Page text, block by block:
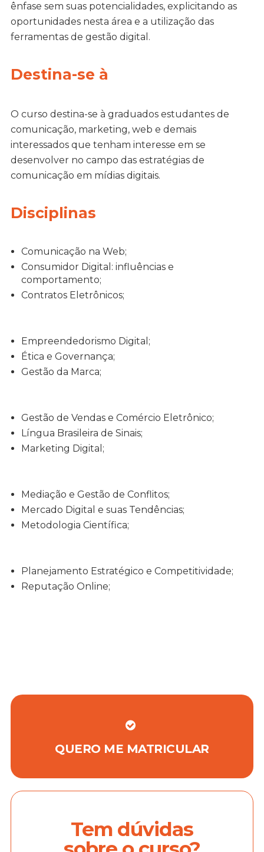
ênfase sem suas potencialidades, explicitando as
oportunidades nesta área e a utilização das
ferramentas de gestão digital.
Destina-se à
O curso destina-se à graduados estudantes de
comunicação, marketing, web e demais
interessados que tenham interesse em se
desenvolver no campo das estratégias de
comunicação em mídias digitais.
Disciplinas
Comunicação na Web;
Consumidor Digital: influências e
comportamento;
Contratos Eletrônicos;
Empreendedorismo Digital;
Ética e Governança;
Gestão da Marca;
Gestão de Vendas e Comércio Eletrônico;
Língua Brasileira de Sinais;
Marketing Digital;
Mediação e Gestão de Conflitos;
Mercado Digital e suas Tendências;
Metodologia Científica;
Planejamento Estratégico e Competitividade;
Reputação Online;
QUERO ME MATRICULAR
Tem dúvidas